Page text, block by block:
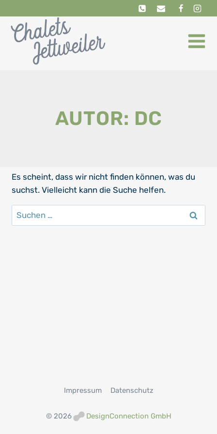
Inhalt
springen
AUTOR: DC
Es scheint, dass wir nicht finden können, was du
suchst. Vielleicht kann die Suche helfen.
Suchen
nach:
Impressum Datenschutz
© 2026 DesignConnection GmbH